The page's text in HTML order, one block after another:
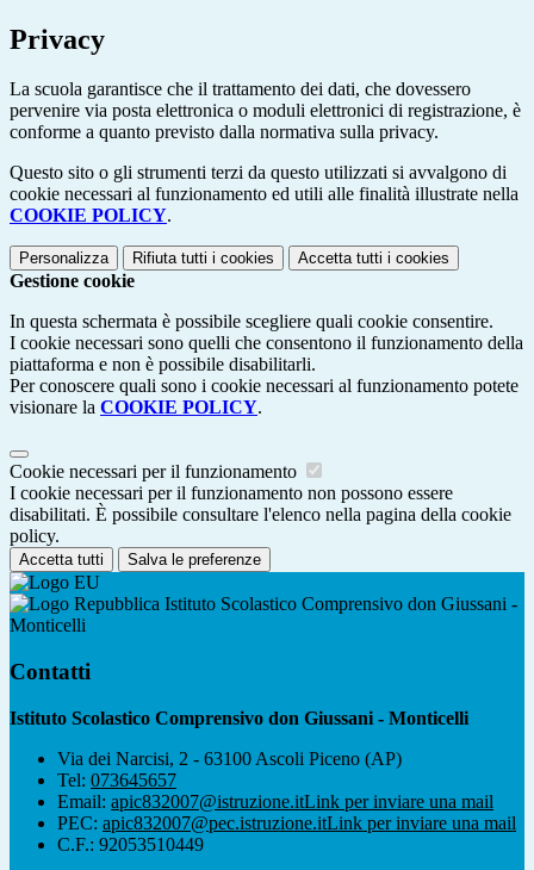
Privacy
La scuola garantisce che il trattamento dei dati, che dovessero
pervenire via posta elettronica o moduli elettronici di registrazione, è
conforme a quanto previsto dalla normativa sulla privacy.
Questo sito o gli strumenti terzi da questo utilizzati si avvalgono di
cookie necessari al funzionamento ed utili alle finalità illustrate nella
COOKIE POLICY.
Personalizza Rifiuta tutti i cookies Accetta tutti i cookies
Gestione cookie
In questa schermata è possibile scegliere quali cookie consentire.
I cookie necessari sono quelli che consentono il funzionamento della
piattaforma e non è possibile disabilitarli.
Per conoscere quali sono i cookie necessari al funzionamento potete
visionare la COOKIE POLICY.
Cookie necessari per il funzionamento
I cookie necessari per il funzionamento non possono essere
disabilitati. È possibile consultare l'elenco nella pagina della cookie
policy.
Accetta tutti Salva le preferenze
Istituto Scolastico Comprensivo don Giussani -
Monticelli
Contatti
Istituto Scolastico Comprensivo don Giussani - Monticelli
Via dei Narcisi, 2 - 63100 Ascoli Piceno (AP)
Tel: 073645657
Email: apic832007@istruzione.itLink per inviare una mail
PEC: apic832007@pec.istruzione.itLink per inviare una mail
C.F.: 92053510449